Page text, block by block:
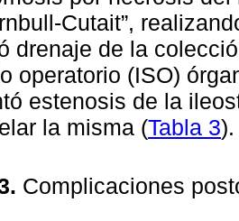
Cutait”,
drenaje de la
operatorio (ISO)
estenosis de la
la misma (Tabla 3).
Complicaciones